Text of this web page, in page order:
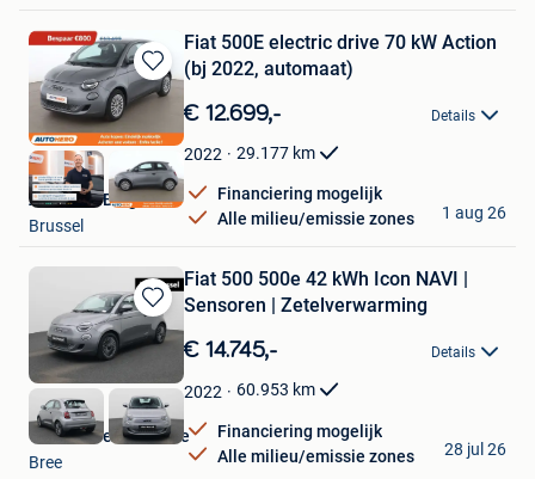
Bewaren
in
Favorieten
Fiat 500E electric drive 70 kW Action
(bj 2022, automaat)
€ 12.699,- Details
2022 29.177 km
Financiering mogelijk
Alle milieu/emissie zones
Autohero België
Brussel
1 aug 26
Bewaren
in
Mijn
Favorieten
Fiat 500 500e 42 kWh Icon NAVI |
Sensoren | Zetelverwarming
€ 14.745,- Details
2022 60.953 km
Financiering mogelijk
Alle milieu/emissie zones
Van Mossel Fiat Bree
Bree
28 jul 26